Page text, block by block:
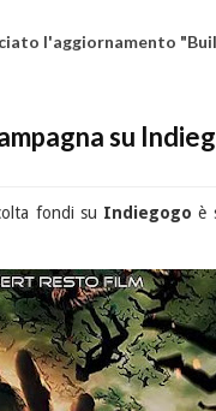
l'aggiornamento
su
fondi su Indiegogo è